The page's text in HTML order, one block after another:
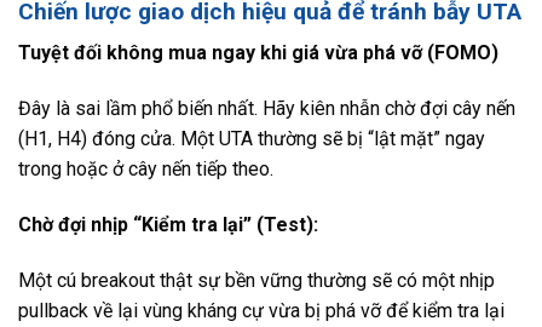
Chiến lược giao dịch hiệu quả để tránh bẫy UTA
Tuyệt đối không mua ngay khi giá vừa phá vỡ (FOMO)
Đây là sai lầm phổ biến nhất. Hãy kiên nhẫn chờ đợi cây nến
(H1, H4) đóng cửa. Một UTA thường sẽ bị “lật mặt” ngay
trong hoặc ở cây nến tiếp theo.
Chờ đợi nhịp “Kiểm tra lại” (Test):
Một cú breakout thật sự bền vững thường sẽ có một nhịp
pullback về lại vùng kháng cự vừa bị phá vỡ để kiểm tra lại